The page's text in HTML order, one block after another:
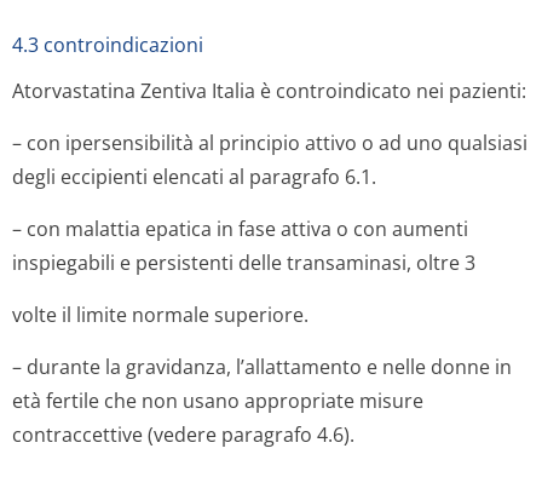
4.3 controindicazioni
Atorvastatina Zentiva Italia è controindicato nei pazienti:
– con ipersensibilità al principio attivo o ad uno qualsiasi
degli eccipienti elencati al paragrafo 6.1.
– con malattia epatica in fase attiva o con aumenti
inspiegabili e persistenti delle transaminasi, oltre 3
volte il limite normale superiore.
– durante la gravidanza, l’allattamento e nelle donne in
età fertile che non usano appropriate misure
contraccettive (vedere paragrafo 4.6).